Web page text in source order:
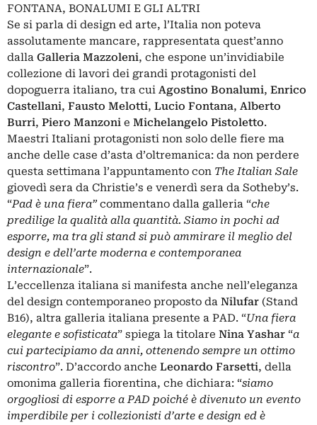
FONTANA, BONALUMI E GLI ALTRI
Se si parla di design ed arte, l’Italia non poteva
assolutamente mancare, rappresentata quest’anno
dalla Galleria Mazzoleni, che espone un’invidiabile
collezione di lavori dei grandi protagonisti del
dopoguerra italiano, tra cui Agostino Bonalumi, Enrico
Castellani, Fausto Melotti, Lucio Fontana, Alberto
Burri, Piero Manzoni e Michelangelo Pistoletto.
Maestri Italiani protagonisti non solo delle fiere ma
anche delle case d’asta d’oltremanica: da non perdere
questa settimana l’appuntamento con The Italian Sale
giovedì sera da Christie’s e venerdì sera da Sotheby’s.
“Pad è una fiera” commentano dalla galleria “che
predilige la qualità alla quantità. Siamo in pochi ad
esporre, ma tra gli stand si può ammirare il meglio del
design e dell’arte moderna e contemporanea
internazionale”.
L’eccellenza italiana si manifesta anche nell’eleganza
del design contemporaneo proposto da Nilufar (Stand
B16), altra galleria italiana presente a PAD. “Una fiera
elegante e sofisticata” spiega la titolare Nina Yashar “a
cui partecipiamo da anni, ottenendo sempre un ottimo
riscontro”. D’accordo anche Leonardo Farsetti, della
omonima galleria fiorentina, che dichiara: “siamo
orgogliosi di esporre a PAD poiché è divenuto un evento
imperdibile per i collezionisti d’arte e design ed è